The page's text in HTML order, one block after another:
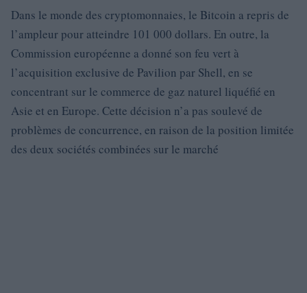
Dans le monde des cryptomonnaies, le Bitcoin a repris de
l’ampleur pour atteindre 101 000 dollars. En outre, la
Commission européenne a donné son feu vert à
l’acquisition exclusive de Pavilion par Shell, en se
concentrant sur le commerce de gaz naturel liquéfié en
Asie et en Europe. Cette décision n’a pas soulevé de
problèmes de concurrence, en raison de la position limitée
des deux sociétés combinées sur le marché